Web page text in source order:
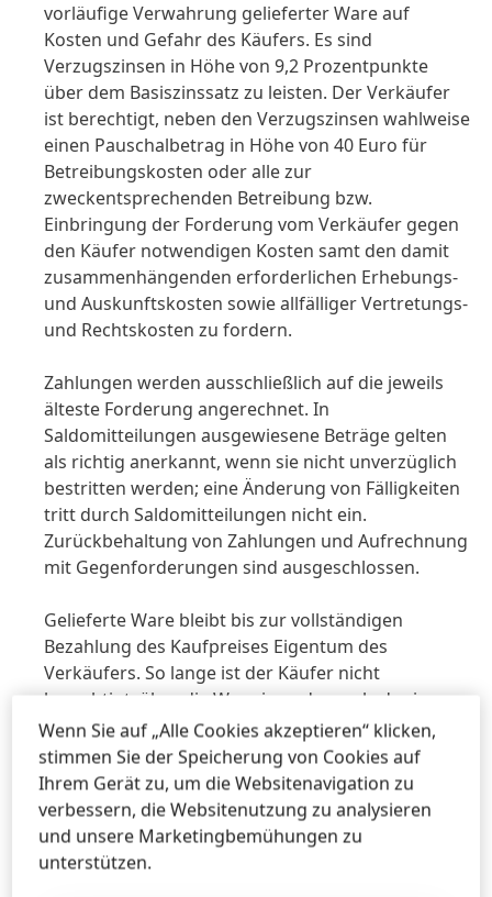
vorläufige Verwahrung gelieferter Ware auf
Kosten und Gefahr des Käufers. Es sind
Verzugszinsen in Höhe von 9,2 Prozentpunkte
über dem Basiszinssatz zu leisten. Der Verkäufer
ist berechtigt, neben den Verzugszinsen wahlweise
einen Pauschalbetrag in Höhe von 40 Euro für
Betreibungskosten oder alle zur
zweckentsprechenden Betreibung bzw.
Einbringung der Forderung vom Verkäufer gegen
den Käufer notwendigen Kosten samt den damit
zusammenhängenden erforderlichen Erhebungs-
und Auskunftskosten sowie allfälliger Vertretungs-
und Rechtskosten zu fordern.
Zahlungen werden ausschließlich auf die jeweils
älteste Forderung angerechnet. In
Saldomitteilungen ausgewiesene Beträge gelten
als richtig anerkannt, wenn sie nicht unverzüglich
bestritten werden; eine Änderung von Fälligkeiten
tritt durch Saldomitteilungen nicht ein.
Zurückbehaltung von Zahlungen und Aufrechnung
mit Gegenforderungen sind ausgeschlossen.
Gelieferte Ware bleibt bis zur vollständigen
Bezahlung des Kaufpreises Eigentum des
Verkäufers. So lange ist der Käufer nicht
berechtigt, über die Ware in anderer als der im
ordentlichen Geschäftsbetrieb üblichen Weise
(Verbrauch, Verarbeitung oder
Weiterveräußerung) zu verfügen. Bei
Weiterveräußerung gelieferter Ware tritt der
Käufer den hiefür vereinbarten Erlös daraus
sicherungshalber an den Verkäufer ab, bei
Wenn Sie auf „Alle Cookies akzeptieren“ klicken,
stimmen Sie der Speicherung von Cookies auf
Ihrem Gerät zu, um die Websitenavigation zu
verbessern, die Websitenutzung zu analysieren
und unsere Marketingbemühungen zu
unterstützen.